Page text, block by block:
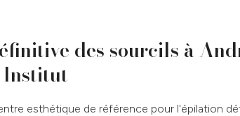
des sourcils à
Institut
esthétique de référence pour l'épilation